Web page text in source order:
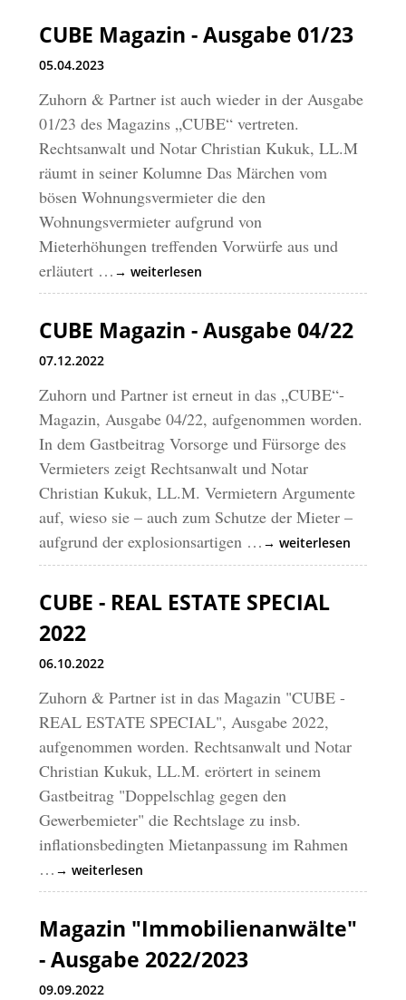
CUBE Magazin - Ausgabe 01/23
05.04.2023
Zuhorn & Partner ist auch wieder in der Ausgabe
01/23 des Magazins „CUBE“ vertreten.
Rechtsanwalt und Notar Christian Kukuk, LL.M
räumt in seiner Kolumne Das Märchen vom
bösen Wohnungsvermieter die den
Wohnungsvermieter aufgrund von
Mieterhöhungen treffenden Vorwürfe aus und
erläutert … → weiterlesen
CUBE Magazin - Ausgabe 04/22
07.12.2022
Zuhorn und Partner ist erneut in das „CUBE“-
Magazin, Ausgabe 04/22, aufgenommen worden.
In dem Gastbeitrag Vorsorge und Fürsorge des
Vermieters zeigt Rechtsanwalt und Notar
Christian Kukuk, LL.M. Vermietern Argumente
auf, wieso sie – auch zum Schutze der Mieter –
aufgrund der explosionsartigen … → weiterlesen
CUBE - REAL ESTATE SPECIAL
2022
06.10.2022
Zuhorn & Partner ist in das Magazin "CUBE -
REAL ESTATE SPECIAL", Ausgabe 2022,
aufgenommen worden. Rechtsanwalt und Notar
Christian Kukuk, LL.M. erörtert in seinem
Gastbeitrag "Doppelschlag gegen den
Gewerbemieter" die Rechtslage zu insb.
inflationsbedingten Mietanpassung im Rahmen
… → weiterlesen
Magazin "Immobilienanwälte"
- Ausgabe 2022/2023
09.09.2022